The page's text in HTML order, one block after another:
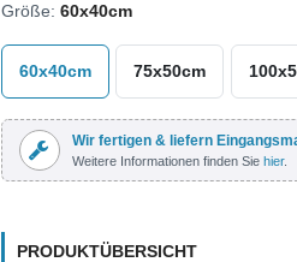
Größe: 60x40cm
60x40cm 75x50cm
Wir fertigen & liefern
Weitere Informationen finden Sie hier.
PRODUKTÜBERSICHT